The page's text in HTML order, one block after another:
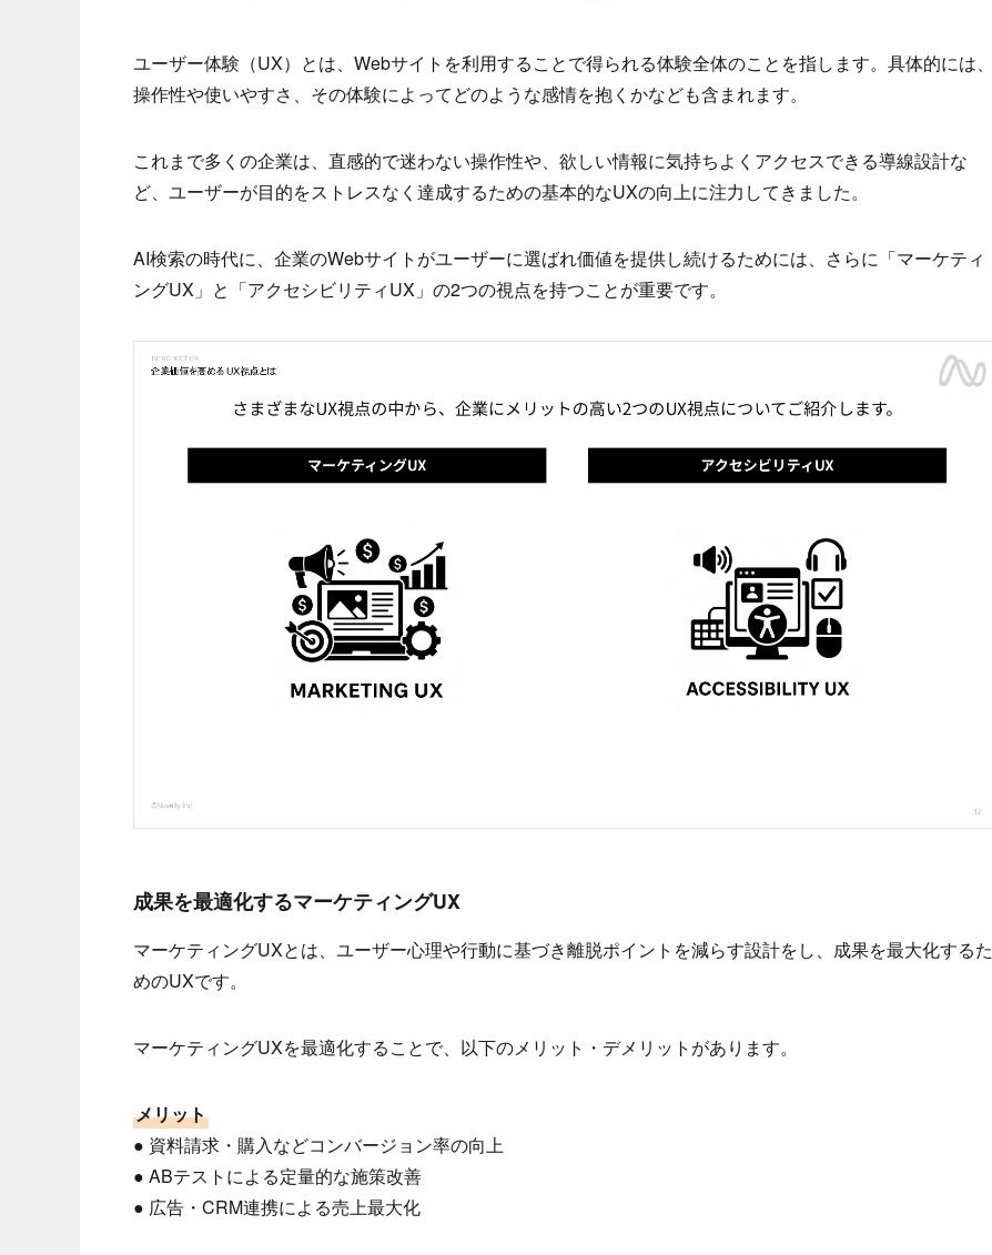
ユーザー体験（UX）とは、Webサイトを利用することで得られる体験全体のことを指します。具体的には、
操作性や使いやすさ、その体験によってどのような感情を抱くかなども含まれます。
これまで多くの企業は、直感的で迷わない操作性や、欲しい情報に気持ちよくアクセスできる導線設計な
ど、ユーザーが目的をストレスなく達成するための基本的なUXの向上に注力してきました。
AI検索の時代に、企業のWebサイトがユーザーに選ばれ価値を提供し続けるためには、さらに「マーケティ
ングUX」と「アクセシビリティUX」の2つの視点を持つことが重要です。
成果を最適化するマーケティングUX
マーケティングUXとは、ユーザー心理や行動に基づき離脱ポイントを減らす設計をし、成果を最大化するた
めのUXです。
マーケティングUXを最適化することで、以下のメリット・デメリットがあります。
メリット
● 資料請求・購入などコンバージョン率の向上
● ABテストによる定量的な施策改善
● 広告・CRM連携による売上最大化